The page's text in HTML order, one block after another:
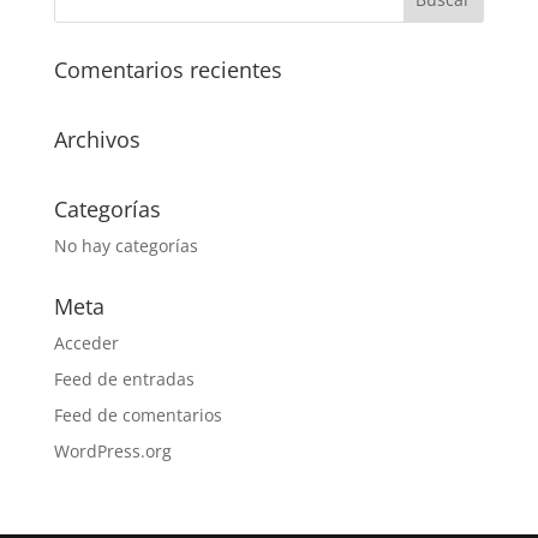
Comentarios recientes
Archivos
Categorías
No hay categorías
Meta
Acceder
Feed de entradas
Feed de comentarios
WordPress.org